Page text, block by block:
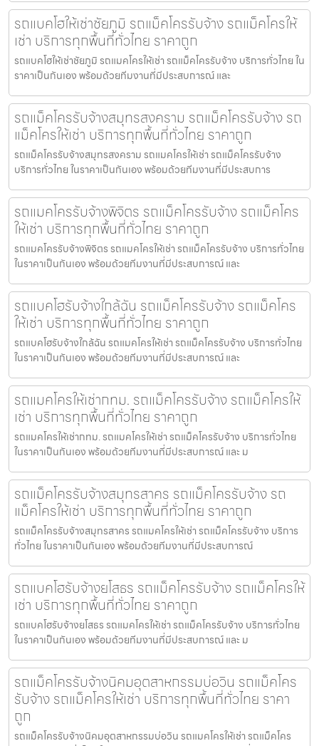
รถแบคโฮให้เช่าชัยภูมิ รถแม็คโครรับจ้าง รถแม็คโครให้
เช่า บริการทุกพื้นที่ทั่วไทย ราคาถูก
รถแบคโฮให้เช่าชัยภูมิ รถแมคโครให้เช่า รถแม็คโครรับจ้าง บริการทั่วไทย ใน
ราคาเป็นกันเอง พร้อมด้วยทีมงานที่มีประสบการณ์ และ
รถแม็คโครรับจ้างสมุทรสงคราม รถแม็คโครรับจ้าง รถ
แม็คโครให้เช่า บริการทุกพื้นที่ทั่วไทย ราคาถูก
รถแม็คโครรับจ้างสมุทรสงคราม รถแมคโครให้เช่า รถแม็คโครรับจ้าง
บริการทั่วไทย ในราคาเป็นกันเอง พร้อมด้วยทีมงานที่มีประสบการ
รถแมคโครรับจ้างพิจิตร รถแม็คโครรับจ้าง รถแม็คโคร
ให้เช่า บริการทุกพื้นที่ทั่วไทย ราคาถูก
รถแมคโครรับจ้างพิจิตร รถแมคโครให้เช่า รถแม็คโครรับจ้าง บริการทั่วไทย
ในราคาเป็นกันเอง พร้อมด้วยทีมงานที่มีประสบการณ์ และ
รถแบคโฮรับจ้างใกล้ฉัน รถแม็คโครรับจ้าง รถแม็คโคร
ให้เช่า บริการทุกพื้นที่ทั่วไทย ราคาถูก
รถแบคโฮรับจ้างใกล้ฉัน รถแมคโครให้เช่า รถแม็คโครรับจ้าง บริการทั่วไทย
ในราคาเป็นกันเอง พร้อมด้วยทีมงานที่มีประสบการณ์ และ
รถแมคโครให้เช่ากทม. รถแม็คโครรับจ้าง รถแม็คโครให้
เช่า บริการทุกพื้นที่ทั่วไทย ราคาถูก
รถแมคโครให้เช่ากทม. รถแมคโครให้เช่า รถแม็คโครรับจ้าง บริการทั่วไทย
ในราคาเป็นกันเอง พร้อมด้วยทีมงานที่มีประสบการณ์ และ ม
รถแม็คโครรับจ้างสมุทรสาคร รถแม็คโครรับจ้าง รถ
แม็คโครให้เช่า บริการทุกพื้นที่ทั่วไทย ราคาถูก
รถแม็คโครรับจ้างสมุทรสาคร รถแมคโครให้เช่า รถแม็คโครรับจ้าง บริการ
ทั่วไทย ในราคาเป็นกันเอง พร้อมด้วยทีมงานที่มีประสบการณ์
รถแบคโฮรับจ้างยโสธร รถแม็คโครรับจ้าง รถแม็คโครให้
เช่า บริการทุกพื้นที่ทั่วไทย ราคาถูก
รถแบคโฮรับจ้างยโสธร รถแมคโครให้เช่า รถแม็คโครรับจ้าง บริการทั่วไทย
ในราคาเป็นกันเอง พร้อมด้วยทีมงานที่มีประสบการณ์ และ ม
รถแม็คโครรับจ้างนิคมอุตสาหกรรมบ่อวิน รถแม็คโคร
รับจ้าง รถแม็คโครให้เช่า บริการทุกพื้นที่ทั่วไทย ราคา
ถูก
รถแม็คโครรับจ้างนิคมอุตสาหกรรมบ่อวิน รถแมคโครให้เช่า รถแม็คโคร